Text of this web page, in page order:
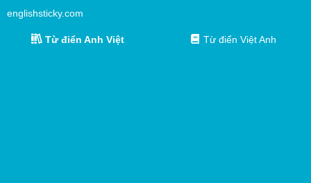
englishsticky.com
Từ điển Anh Việt Từ điển Việt Anh